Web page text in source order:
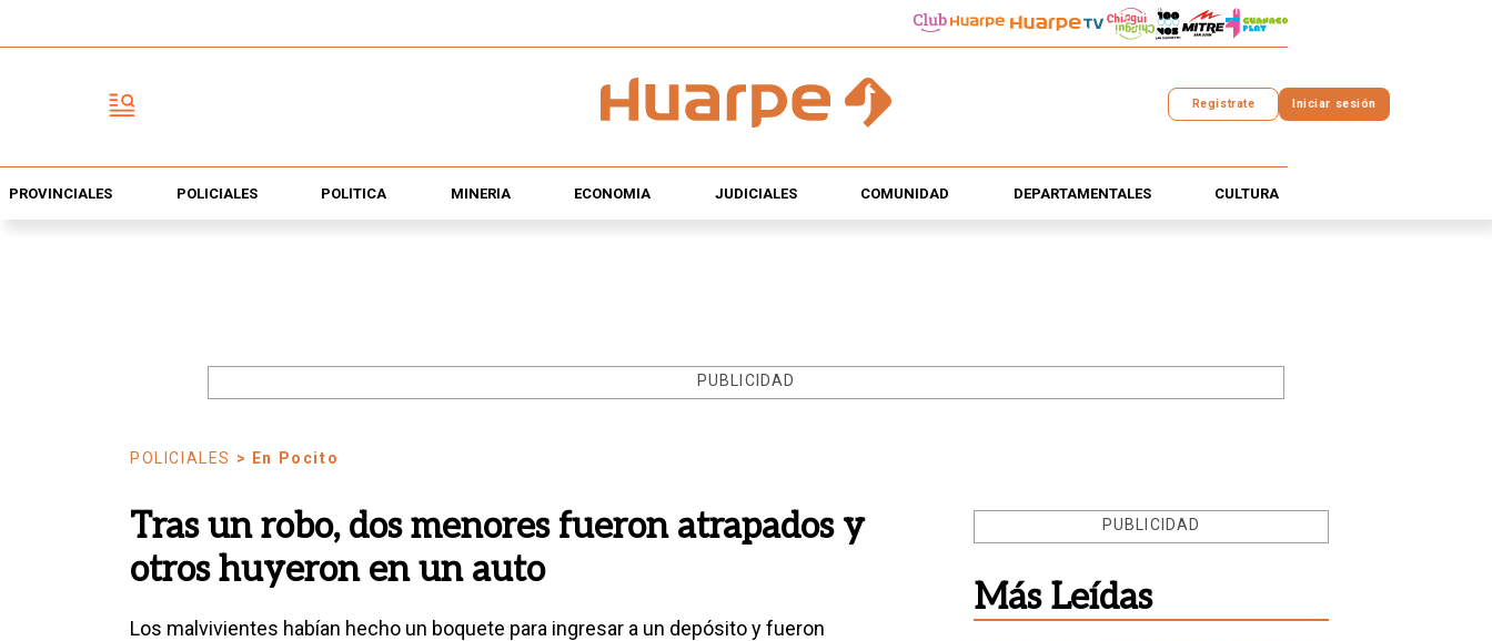
Registrate Iniciar sesión
PROVINCIALES POLICIALES POLÍTICA MINERÍA ECONOMÍA JUDICIALES COMUNIDAD DEPARTAMENTALES CULTURA
PUBLICIDAD
POLICIALES > En Pocito
Tras un robo, dos menores fueron atrapados y
otros huyeron en un auto
Los malvivientes habían hecho un boquete para ingresar a un depósito y fueron
PUBLICIDAD
Más Leídas